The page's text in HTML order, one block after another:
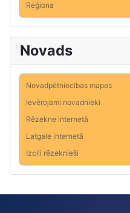
Reģiona
Novads
Novadpētniecības mapes
Ievērojami novadnieki
Rēzekne internetā
Latgale internetā
Izcili rēzeknieši